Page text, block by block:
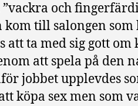
och
till salongen som
ta med sig gott om
att spela på den
jobbet upplevdes
köpa sex men som